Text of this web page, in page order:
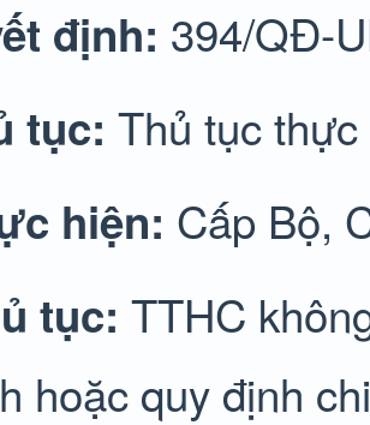
định: 394/QĐ-
tục: Thủ tục
hiện: Cấp Bộ,
tục: TTHC
hoặc quy định